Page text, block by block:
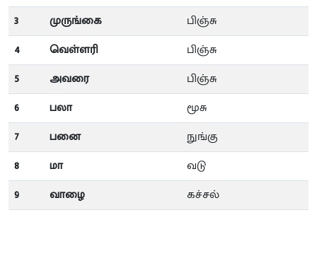
3
முருங்கை
பிஞ்சு
4
வெள்ளரி
பிஞ்சு
5
அவரை
பிஞ்சு
6
பலா
மூசு
7
பனை
நுங்கு
8
மா
வடு
9
வாழை கச்சல்